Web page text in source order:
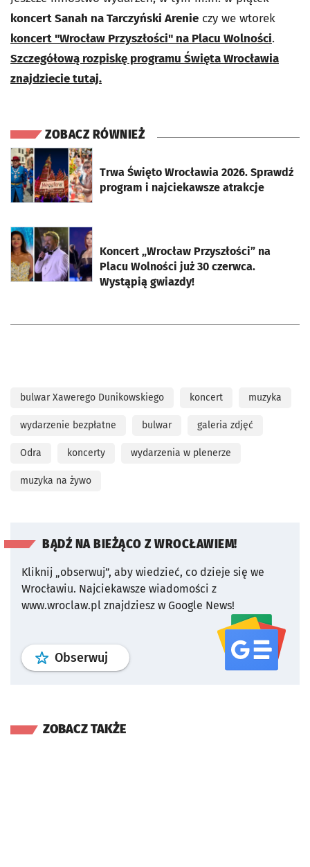
koncert Sanah na Tarczyński Arenie czy we wtorek
koncert "Wrocław Przyszłości" na Placu Wolności.
Szczegółową rozpiskę programu Święta Wrocławia
znajdziecie tutaj.
ZOBACZ RÓWNIEŻ
Trwa Święto Wrocławia 2026. Sprawdź
program i najciekawsze atrakcje
otworzy się w nowej karcie
Koncert „Wrocław Przyszłości” na
Placu Wolności już 30 czerwca.
Wystąpią gwiazdy!
otworzy się w nowej karcie
bulwar Xawerego Dunikowskiego koncert muzyka
wydarzenie bezpłatne bulwar galeria zdjęć
Odra koncerty wydarzenia w plenerze
muzyka na żywo
BĄDŹ NA BIEŻĄCO Z WROCŁAWIEM!
Kliknij „obserwuj”, aby wiedzieć, co dzieje się we
Wrocławiu. Najciekawsze wiadomości z
www.wroclaw.pl znajdziesz w Google News!
Obserwuj profil serwisu
ZOBACZ TAKŻE